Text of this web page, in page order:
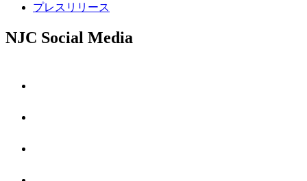
プレスリリース
NJC Social Media